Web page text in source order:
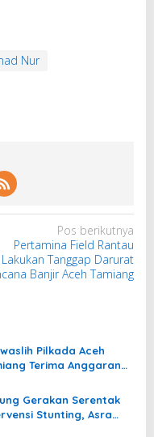
Nur
Pos berikutnya
Pertamina Field Rantau
Lakukan Tanggap Darurat
Banjir Aceh Tamiang
Pilkada Aceh
Terima Anggaran
Gerakan Serentak
Stunting, Asra